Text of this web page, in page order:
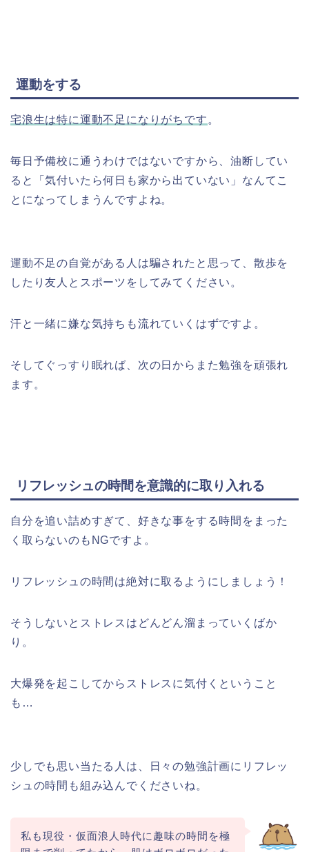
運動をする
宅浪生は特に運動不足になりがちです。
毎日予備校に通うわけではないですから、油断してい
ると「気付いたら何日も家から出ていない」なんてこ
とになってしまうんですよね。
運動不足の自覚がある人は騙されたと思って、散歩を
したり友人とスポーツをしてみてください。
汗と一緒に嫌な気持ちも流れていくはずですよ。
そしてぐっすり眠れば、次の日からまた勉強を頑張れ
ます。
リフレッシュの時間を意識的に取り入れる
自分を追い詰めすぎて、好きな事をする時間をまった
く取らないのもNGですよ。
リフレッシュの時間は絶対に取るようにしましょう！
そうしないとストレスはどんどん溜まっていくばか
り。
大爆発を起こしてからストレスに気付くということ
も…
少しでも思い当たる人は、日々の勉強計画にリフレッ
シュの時間も組み込んでくださいね。
私も現役・仮面浪人時代に趣味の時間を極